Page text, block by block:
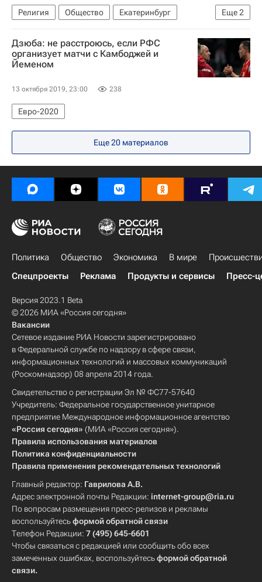
Еще2
Религия Общество
Екатеринбург
Русская православная церковь
Религия
Дзюба: не расстроюсь, если РФС
организует матчи с Камбоджей и
Йеменом
13 октября 2019, 23:00 238
Евро-2020
Еще 20 материалов
Политика Общество Экономика В мире
Спецпроекты
Реклама Продукты и сервисы Пресс-
Версия 2023.1 Beta
© 2026 МИА «Россия сегодня»
Вакансии
Сетевое издание РИА Новости зарегистрировано
в Федеральной службе по надзору в сфере связи,
информационных технологий и массовых коммуникаций
(Роскомнадзор) 08 апреля 2014 года.
Свидетельство о регистрации Эл № ФС77-57640
Учредитель: Федеральное государственное унитарное
предприятие Международное информационное агентство
«Россия сегодня» (МИА «Россия сегодня»).
Правила использования материалов
Политика конфиденциальности
Правила применения рекомендательных технологий
Главный редактор: Гаврилова А.В.
Адрес электронной почты Редакции: internet-group@ria.ru
По вопросам размещения пресс-релизов и рекламы
воспользуйтесьформой обратной связи
Телефон Редакции: 7 (495) 645-6601
Чтобы связаться с редакцией или сообщить обо всех
замеченных ошибках, воспользуйтесьформой обратной
связи.